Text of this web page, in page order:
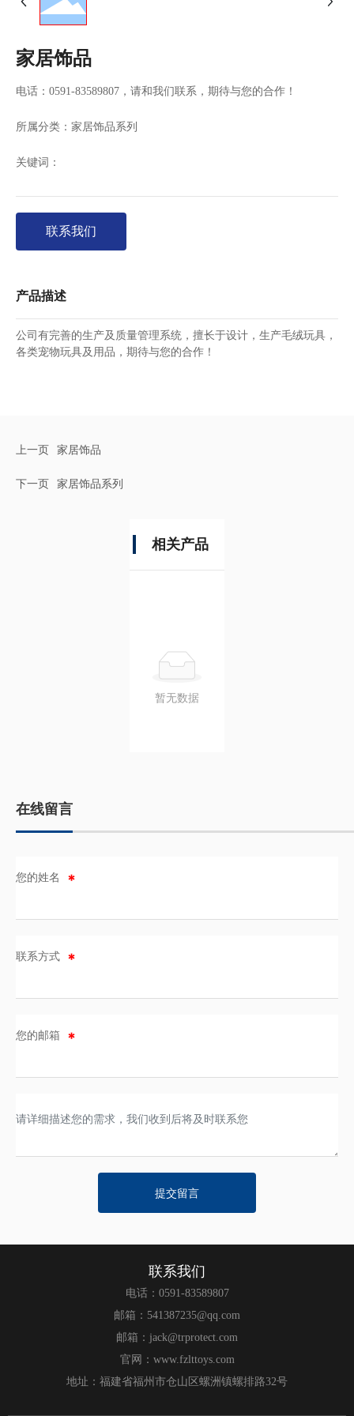
家居饰品
电话： 0591-83589807 ，请和我们联系，期待与您的合作！
所属分类： 家居饰品系列
关键词：
联系我们
产品描述
公司有完善的生产及质量管理系统，擅长于设计，生产毛绒玩具，
各类宠物玩具及用品，期待与您的合作！
上一页 家居饰品
下一页 家居饰品系列
相关产品
暂无数据
在线留言
您的姓名
联系方式
您的邮箱
提交留言
联系我们
电话： 0591-83589807
邮箱： 541387235@qq.com
邮箱： jack@trprotect.com
官网： www.fzlttoys.com
地址：福建省福州市仓山区螺洲镇螺排路32号